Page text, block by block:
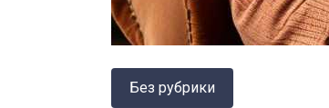
Без рубрики